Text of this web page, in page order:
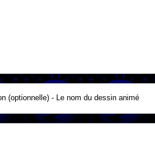
(optionnelle) - Le nom du dessin animé